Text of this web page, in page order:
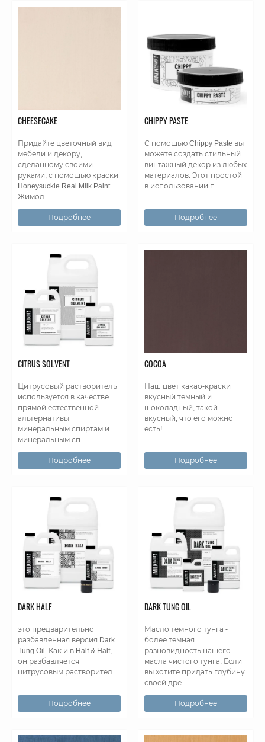
CHEESECAKE
Придайте цветочный вид
мебели и декору,
сделанному своими
руками, с помощью краски
Honeysuckle Real Milk Paint.
Жимол...
Подробнее
CHIPPY PASTE
С помощью Chippy Paste вы
можете создать стильный
винтажный декор из любых
материалов. Этот простой
в использовании п...
Подробнее
CITRUS SOLVENT
Цитрусовый растворитель
используется в качестве
прямой естественной
альтернативы
минеральным спиртам и
минеральным сп...
Подробнее
COCOA
Наш цвет какао-краски
вкусный темный и
шоколадный, такой
вкусный, что его можно
есть!
Подробнее
DARK HALF
это предварительно
разбавленная версия Dark
Tung Oil. Как и в Half & Half,
он разбавляется
цитрусовым растворител...
Подробнее
DARK TUNG OIL
Масло темного тунга -
более темная
разновидность нашего
масла чистого тунга. Если
вы хотите придать глубину
своей дре...
Подробнее